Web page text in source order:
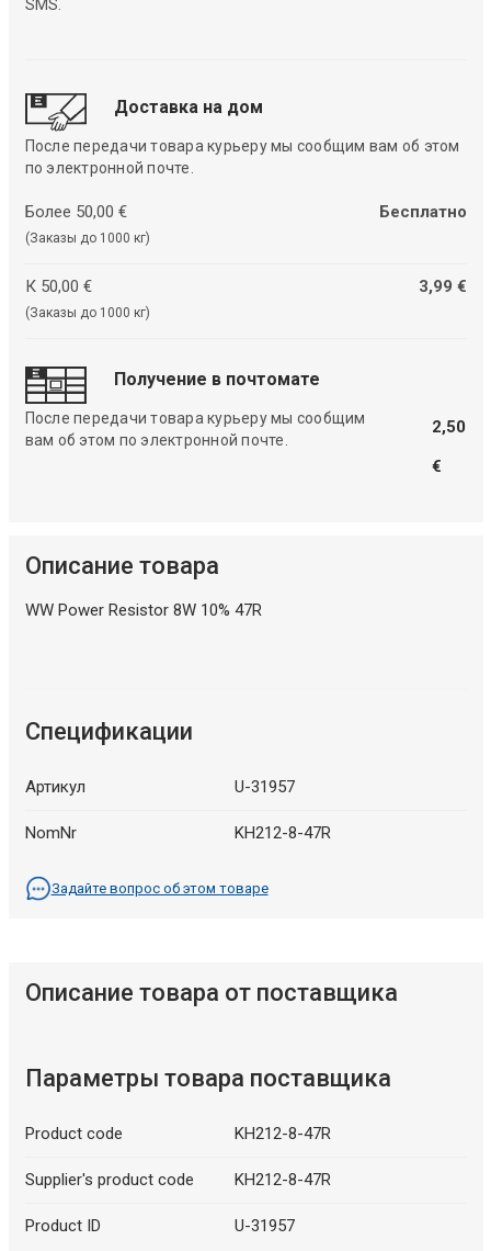
SMS.
Доставка на дом
После передачи товара курьеру мы сообщим вам об этом
по электронной почте.
Более 50,00 €
(Заказы до 1000 кг)
Бесплатно
К 50,00 €
(Заказы до 1000 кг)
3,99 €
Получение в почтомате
После передачи товара курьеру мы сообщим
вам об этом по электронной почте.
2,50
€
Описание товара
WW Power Resistor 8W 10% 47R
Спецификации
Артикул U-31957
NomNr KH212-8-47R
Задайте вопрос об этом товаре
Описание товара от поставщика
Параметры товара поставщика
Product code KH212-8-47R
Supplier's product code KH212-8-47R
Product ID U-31957